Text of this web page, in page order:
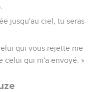
jusqu'au ciel, tu seras
qui vous rejette me
celui qui m'a envoyé. »